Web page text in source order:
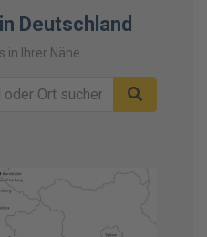
Deutschland
in Ihrer Nähe.